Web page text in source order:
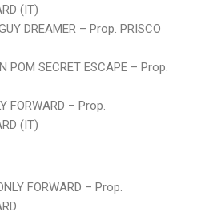
(IT)
DREAMER – Prop. PRISCO
POM SECRET ESCAPE – Prop.
FORWARD – Prop.
(IT)
FORWARD – Prop.